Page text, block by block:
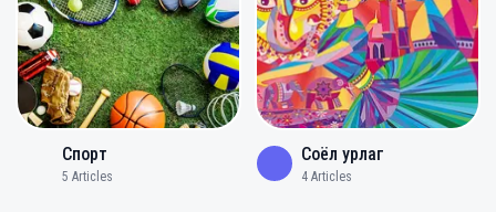
Спорт
5 Articles
Соёл урлаг
4 Articles